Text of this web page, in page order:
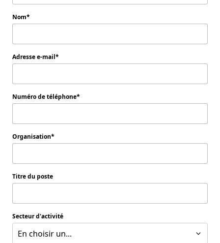
Nom
Adresse e-mail
Numéro de téléphone
Organisation
Titre du poste
Secteur d'activité
En choisir un...